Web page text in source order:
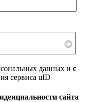
данных и с
сервиса uID
сайта